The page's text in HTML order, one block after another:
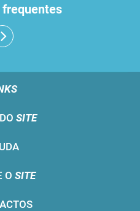
SITE
O SITE